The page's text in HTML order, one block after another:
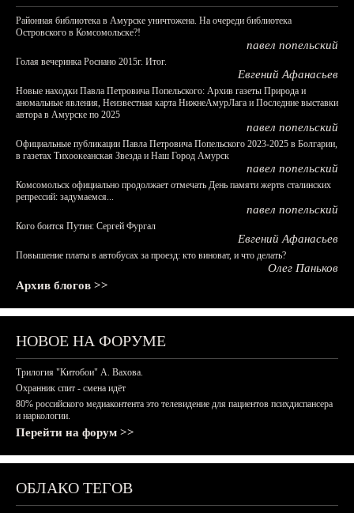
Районная библиотека в Амурске уничтожена. На очереди библиотека
Островского в Комсомольске?!
павел попельский
Голая вечеринка Роснано 2015г. Итог.
Евгений Афанасьев
Новые находки Павла Петровича Попельского: Архив газеты Природа и
аномальные явления, Неизвестная карта НижнеАмурЛага и Последние выставки
автора в Амурске по 2025
павел попельский
Официальные публикации Павла Петровича Попельского 2023-2025 в Болгарии,
в газетах Тихоокеанская Звезда и Наш Город Амурск
павел попельский
Комсомольск официально продолжает отмечать День памяти жертв сталинских
репрессий: задумаемся...
павел попельский
Кого боится Путин: Сергей Фургал
Евгений Афанасьев
Повышение платы в автобусах за проезд: кто виноват, и что делать?
Олег Паньков
Архив блогов >>
НОВОЕ НА ФОРУМЕ
Трилогия "Китобои" А. Вахова.
Охранник спит - смена идёт
80% российского медиаконтента это телевидение для пациентов психдиспансера
и наркологии.
Перейти на форум >>
ОБЛАКО ТЕГОВ